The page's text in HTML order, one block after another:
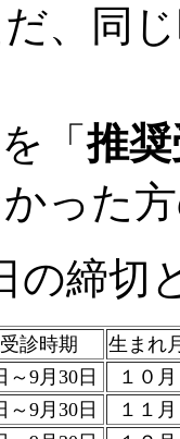
、同
「推
った
の締切
診時期
生まれ
～9月30日
１０月
～9月30日
１１月